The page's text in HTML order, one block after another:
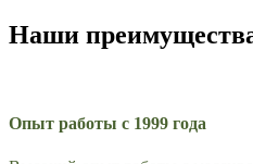
Наши
Опыт работы с 1999 года